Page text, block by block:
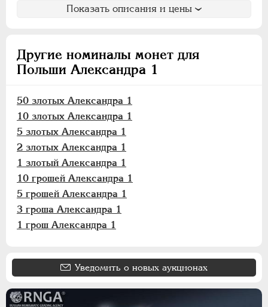
Показать описания и цены
Другие номиналы монет для
Польши Александра 1
50 злотых Александра 1
10 злотых Александра 1
5 злотых Александра 1
2 злотых Александра 1
1 злотый Александра 1
10 грошей Александра 1
5 грошей Александра 1
3 гроша Александра 1
1 грош Александра 1
Уведомить о новых аукционах